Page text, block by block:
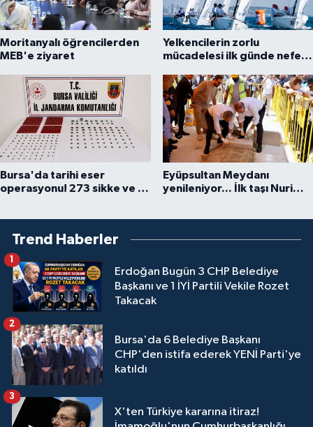
Moritanyalı öğrencilerden
MEB'e ziyaret
Yelkencilerin zorlu
mücadelesi ilk günde nefes
Bursa'da tarihi eser
operasyonu! 273 sikke ve 18
Eyüpsultan Meydanı
yenileniyor... İlk taşı Nuri
Trend Haberler
Erdoğan Bugün 3 CHP Belediye
Başkanı ve 1 İYİ Partili Vekile Rozet
Takacak
1
Bursa'da 6 Belediye Başkanı
CHP'den istifa ederek YENİ Parti'ye
katıldı
2
X'ten Türkiye kararına itiraz!
3